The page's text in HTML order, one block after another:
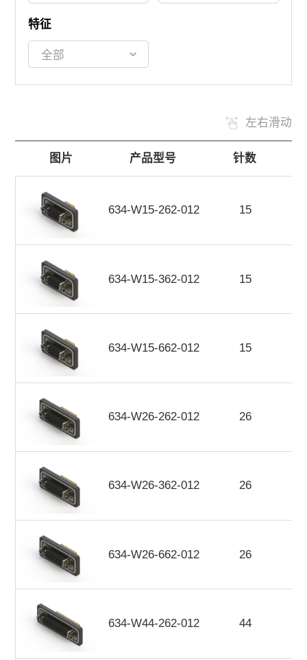
特征
左右滑动
图片 产品型号 针数
634-W15-262-012 15
634-W15-362-012 15
634-W15-662-012 15
634-W26-262-012 26
634-W26-362-012 26
634-W26-662-012 26
634-W44-262-012 44